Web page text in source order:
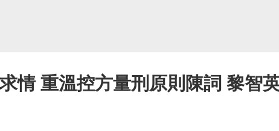
情 重溫控方量刑原則陳詞 黎智